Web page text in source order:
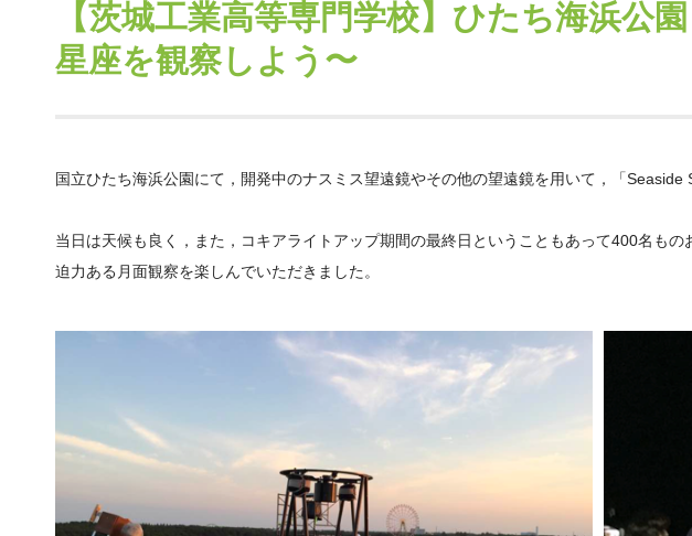
【茨城工業高等専門学校】ひたち海浜
星座を観察しよう〜
国立ひたち海浜公園にて，開発中のナスミス望遠鏡やその他の望遠鏡を用いて，「Seaside
当日は天候も良く，また，コキアライトアップ期間の最終日ということもあって400名も
迫力ある月面観察を楽しんでいただきました。